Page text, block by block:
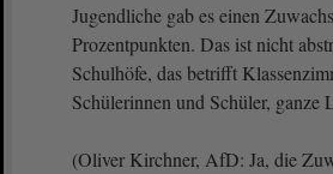
Jugendliche gab es einen
Prozentpunkten. Das ist nicht
Schulhöfe, das betrifft
Schülerinnen und Schüler, ganze
(Oliver Kirchner, AfD: Ja, die